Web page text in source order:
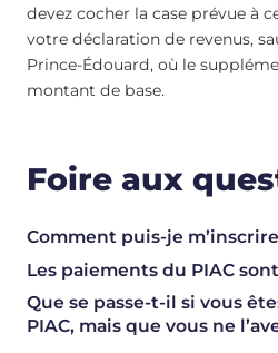
devez cocher la case prévue à
votre déclaration de revenus,
Prince-Édouard, où le
montant de base.
Foire aux
Comment puis-je
Les paiements du PIAC
Que se passe-t-il si vous
PIAC, mais que vous ne